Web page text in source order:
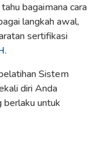
bagaimana cara
langkah awal,
sertifikasi
.
Sistem
diri Anda
berlaku untuk